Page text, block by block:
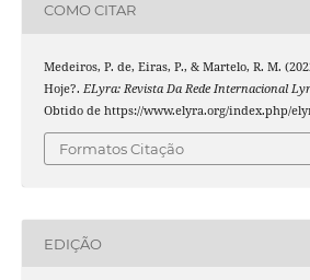
COMO CITAR
Medeiros, P. de, Eiras, P., & Martelo, R. M.
Hoje?. ELyra: Revista Da Rede Internacional
Obtido de https://www.elyra.org/index.php/
Formatos Citação
EDIÇÃO